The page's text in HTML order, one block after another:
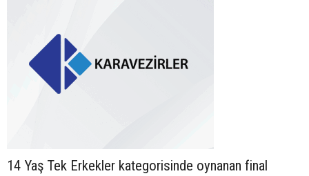
14 Yaş Tek Erkekler kategorisinde oynanan final